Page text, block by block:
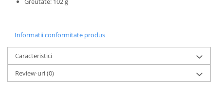
Informatii conformitate produs
Caracteristici
Review-uri(0)